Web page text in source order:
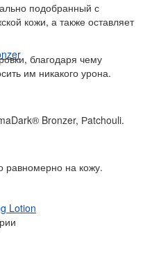
подобранный с
кожи, а также оставляет
благодаря чему
им никакого урона.
Bronzer, Рatchouli.
равномерно на кожу.
Lotion